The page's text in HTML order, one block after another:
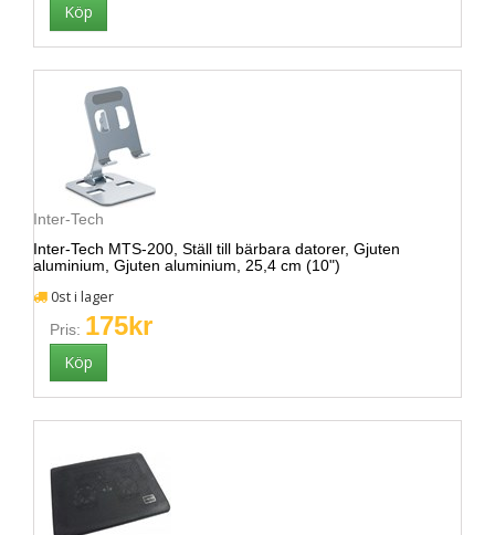
Inter-Tech
Inter-Tech MTS-200, Ställ till bärbara datorer, Gjuten
aluminium, Gjuten aluminium, 25,4 cm (10")
0st i lager
Pris: 175kr